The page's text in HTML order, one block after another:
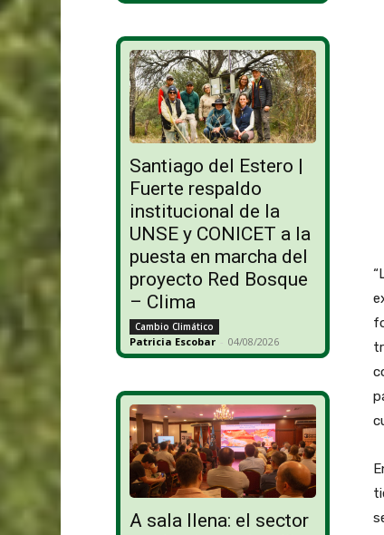
Santiago del Estero |
Fuerte respaldo
institucional de la
UNSE y CONICET a la
puesta en marcha del
proyecto Red Bosque
– Clima
Cambio Climático
Patricia Escobar - 04/08/2026
A sala llena: el sector